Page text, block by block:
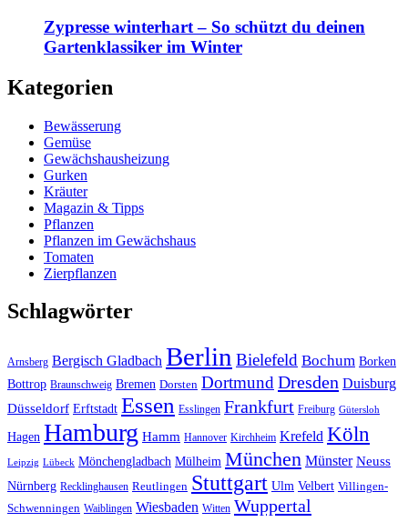
Zypresse winterhart – So schützt du deinen
Gartenklassiker im Winter
Kategorien
Bewässerung
Gemüse
Gewächshausheizung
Gurken
Kräuter
Magazin & Tipps
Pflanzen
Pflanzen im Gewächshaus
Tomaten
Zierpflanzen
Schlagwörter
Arnsberg Bergisch Gladbach Berlin Bielefeld Bochum Borken
Bottrop Braunschweig Bremen Dorsten DortmundDresden Duisburg
Düsseldorf Erftstadt Essen Esslingen Frankfurt Freiburg Gütersloh
Hagen Hamburg Hamm Hannover Kirchheim Krefeld Köln
Leipzig Lübeck Mönchengladbach Mülheim München Münster Neuss
Nürnberg Recklinghausen Reutlingen Stuttgart Ulm Velbert Villingen-
Schwenningen Waiblingen Wiesbaden Witten Wuppertal